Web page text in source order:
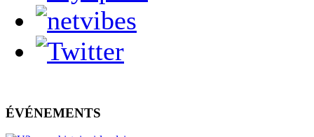
ÉVÉNEMENTS